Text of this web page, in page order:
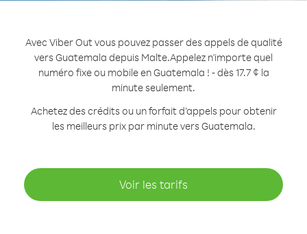
Avec Viber Out vous pouvez passer des appels de qualité
vers Guatemala depuis Malte.Appelez n'importe quel
numéro fixe ou mobile en Guatemala ! - dès 17.7 ¢ la
minute seulement.
Achetez des crédits ou un forfait d’appels pour obtenir
les meilleurs prix par minute vers Guatemala.
Voir les tarifs